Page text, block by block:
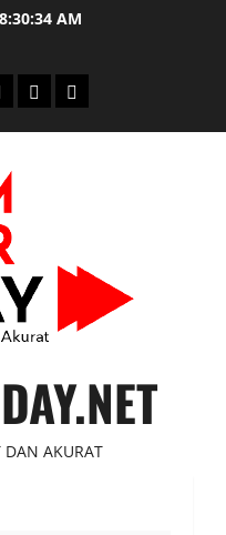
8:30:34 AM
Sosialtentang
DAN AKURAT